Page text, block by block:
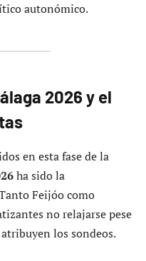
autonómico.
2026 y el
en esta fase de la
ha sido la
Feijóo como
no relajarse pese
los sondeos.